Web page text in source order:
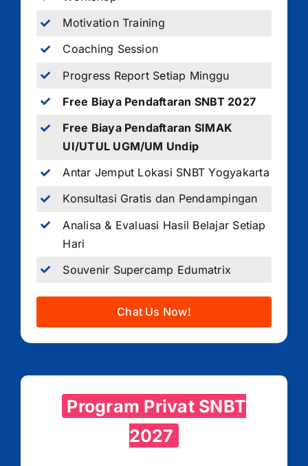
Motivation Training
Coaching Session
Progress Report Setiap Minggu
Free Biaya Pendaftaran SNBT 2027
Free Biaya Pendaftaran SIMAK
UI/UTUL UGM/UM Undip
Antar Jemput Lokasi SNBT Yogyakarta
Konsultasi Gratis dan Pendampingan
Analisa & Evaluasi Hasil Belajar Setiap
Hari
Souvenir Supercamp Edumatrix
Chat Us Now!
Program Privat SNBT
2027